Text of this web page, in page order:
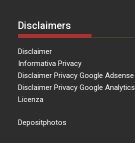
Disclaimers
Disclaimer
Informativa Privacy
Disclaimer Privacy Google Adsense
Disclaimer Privacy Google Analytics
Licenza
Depositphotos